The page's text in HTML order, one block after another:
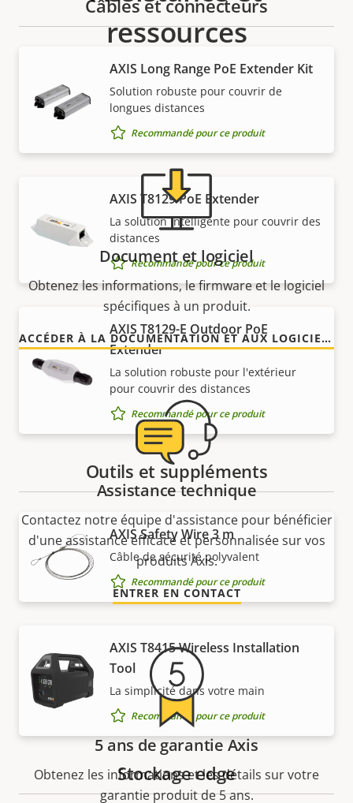
Câbles et connecteurs
AXIS Long Range PoE Extender Kit
Solution robuste pour couvrir de
longues distances
Recommandé pour ce produit
AXIS T8129 PoE Extender
La solution intelligente pour couvrir des
distances
Recommandé pour ce produit
AXIS T8129-E Outdoor PoE
Extender
La solution robuste pour l'extérieur
pour couvrir des distances
Recommandé pour ce produit
Outils et suppléments
AXIS Safety Wire 3 m
Câble de sécurité polyvalent
Recommandé pour ce produit
AXIS T8415 Wireless Installation
Tool
La simplicité dans votre main
Recommandé pour ce produit
Stockage edge
ressources
Besoin d'informations sur les produits Axis, le
logiciel ou de l'aide d'un expert ?
Document et logiciel
Obtenez les informations, le firmware et le logiciel
spécifiques à un produit.
ACCÉDER À LA DOCUMENTATION ET AUX LOGICIELS
Assistance technique
Contactez notre équipe d'assistance pour bénéficier
d'une assistance efficace et personnalisée sur vos
produits Axis.
ENTRER EN CONTACT
5 ans de garantie Axis
Obtenez les informations et les détails sur votre
garantie produit de 5 ans.